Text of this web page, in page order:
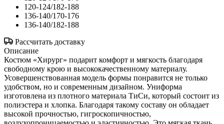
120-124/182-188
136-140/170-176
136-140/182-188
Рассчитать доставку
Описание
Костюм «Хирург» подарит комфорт и мягкость благодаря
свободному крою и высококачественному материалу.
Усовершенствованная модель формы понравится не только
удобством, но и современным дизайном. Униформа
изготовлена из плотного материала ТиСи, который состоит из
полиэстера и хлопка. Благодаря такому составу он обладает
высокой прочностью, гигроскопичностью,